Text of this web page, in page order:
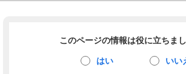
このページの情報は役に立ちま
はい いい